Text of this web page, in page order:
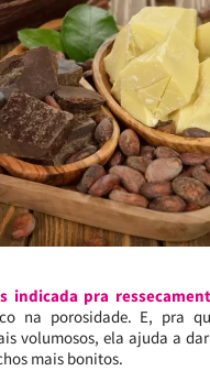
indicada pra
na porosidade. E, pra
volumosos, ela ajuda a
mais bonitos.